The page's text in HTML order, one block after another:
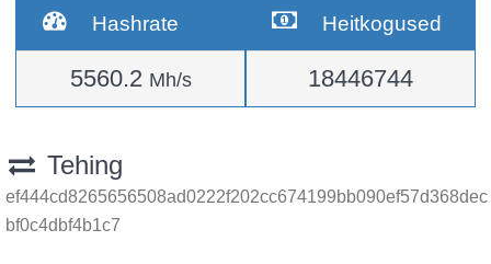
Hashrate
5560.2 Mh/s
Heitkogused
18446744
Tehing
ef444cd8265656508ad0222f202cc674199bb090ef57d368dec
bf0c4dbf4b1c7